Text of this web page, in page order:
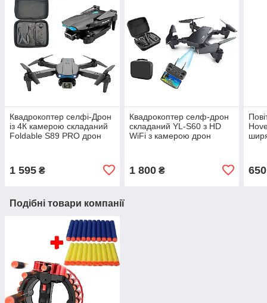
Квадрокоптер селфі-Дрон
із 4К камерою складаний
Foldable S89 PRO дрон
1 595 ₴
Квадрокоптер селф-дрон
складаний YL-S60 з HD
WiFi з камерою дрон
1 800₴ 650
Подібні товари компанії